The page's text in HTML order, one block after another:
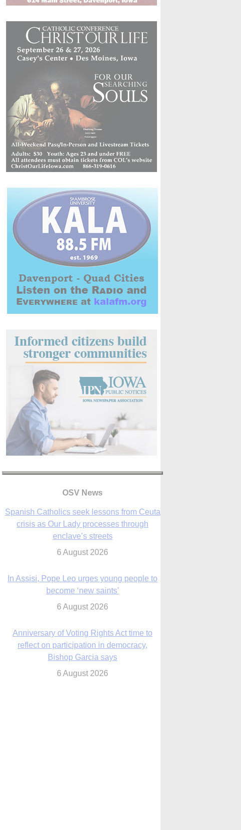
OSV News
Spanish Catholics seek lessons from Ceuta
6 August 2026
In Assisi, Pope Leo urges young people to
become ‘new saints’
6 August 2026
Anniversary of Voting Rights Act time to
reflect on participation in democracy,
Bishop Garcia says
Previously unpublished letters add to
Rupnik abuse case allegations
6 August 2026